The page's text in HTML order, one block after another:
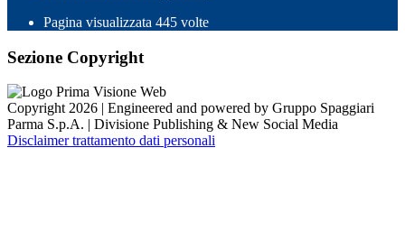
Pagina visualizzata 445 volte
Sezione Copyright
Copyright 2026 | Engineered and powered by Gruppo Spaggiari
Parma S.p.A. | Divisione Publishing & New Social Media
Disclaimer trattamento dati personali